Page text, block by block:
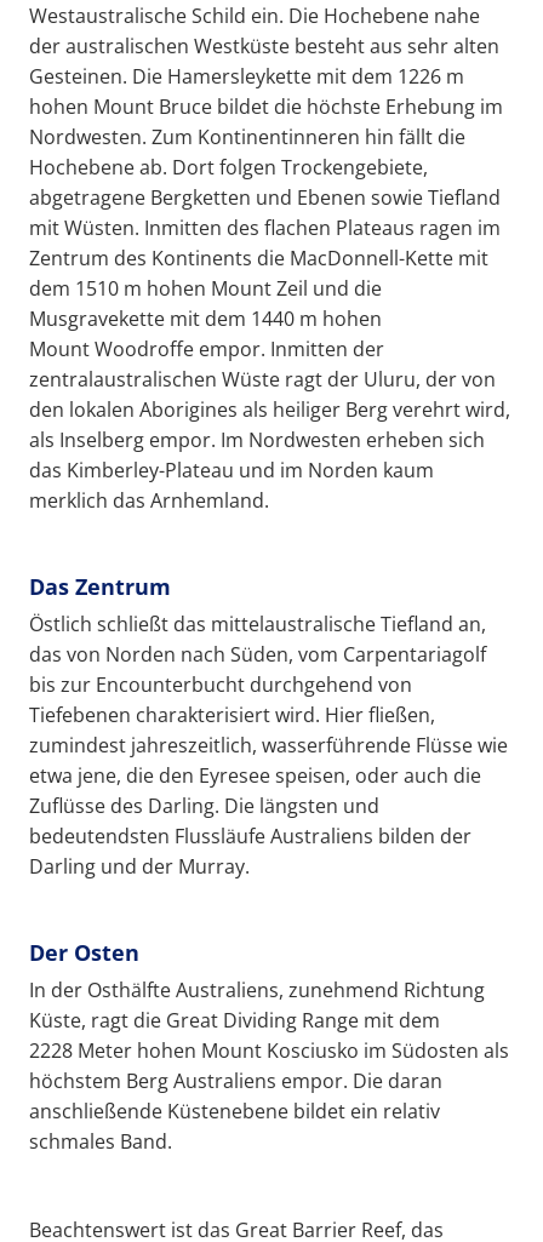
Westaustralische Schild ein. Die Hochebene nahe
der australischen Westküste besteht aus sehr alten
Gesteinen. Die Hamersleykette mit dem 1226 m
hohen Mount Bruce bildet die höchste Erhebung im
Nordwesten. Zum Kontinentinneren hin fällt die
Hochebene ab. Dort folgen Trockengebiete,
abgetragene Bergketten und Ebenen sowie Tiefland
mit Wüsten. Inmitten des flachen Plateaus ragen im
Zentrum des Kontinents die MacDonnell-Kette mit
dem 1510 m hohen Mount Zeil und die
Musgravekette mit dem 1440 m hohen
Mount Woodroffe empor. Inmitten der
zentralaustralischen Wüste ragt der Uluru, der von
den lokalen Aborigines als heiliger Berg verehrt wird,
als Inselberg empor. Im Nordwesten erheben sich
das Kimberley-Plateau und im Norden kaum
merklich das Arnhemland.
Das Zentrum
Östlich schließt das mittelaustralische Tiefland an,
das von Norden nach Süden, vom Carpentariagolf
bis zur Encounterbucht durchgehend von
Tiefebenen charakterisiert wird. Hier fließen,
zumindest jahreszeitlich, wasserführende Flüsse wie
etwa jene, die den Eyresee speisen, oder auch die
Zuflüsse des Darling. Die längsten und
bedeutendsten Flussläufe Australiens bilden der
Darling und der Murray.
Der Osten
In der Osthälfte Australiens, zunehmend Richtung
Küste, ragt die Great Dividing Range mit dem
2228 Meter hohen Mount Kosciusko im Südosten als
höchstem Berg Australiens empor. Die daran
anschließende Küstenebene bildet ein relativ
schmales Band.
Beachtenswert ist das Great Barrier Reef, das